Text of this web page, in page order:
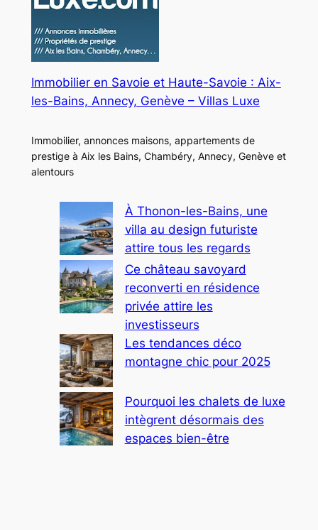
Immobilier en Savoie et Haute-Savoie : Aix-
les-Bains, Annecy, Genève – Villas Luxe
Immobilier, annonces maisons, appartements de
prestige à Aix les Bains, Chambéry, Annecy, Genève et
alentours
À Thonon-les-Bains, une
villa au design futuriste
attire tous les regards
Ce château savoyard
reconverti en résidence
privée attire les
investisseurs
Les tendances déco
montagne chic pour 2025
Pourquoi les chalets de luxe
intègrent désormais des
espaces bien-être